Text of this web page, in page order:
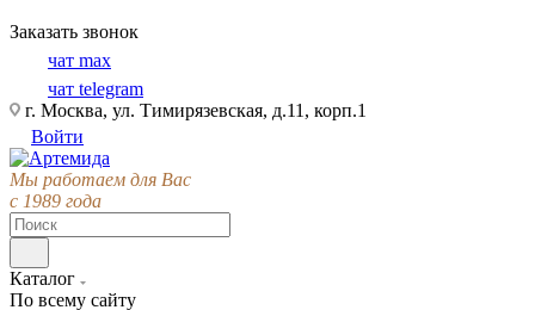
Заказать звонок
чат max
чат telegram
г. Москва, ул. Тимирязевская, д.11, корп.1
Войти
Мы работаем для Вас
с 1989 года
Каталог
По всему сайту